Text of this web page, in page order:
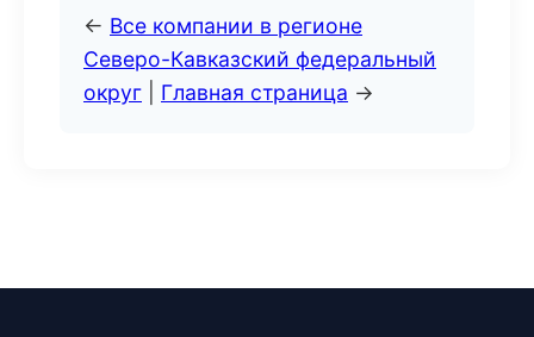
← Все компании в регионе
Северо-Кавказский федеральный
округ
Главная страница →